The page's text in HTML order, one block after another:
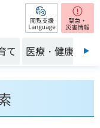
閲覧支援
て 医療・健康・福